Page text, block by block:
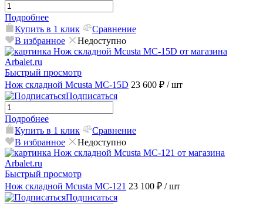
Подробнее
Купить в 1 клик
Сравнение
В избранное
Недоступно
Быстрый просмотр
Нож складной Mcusta MC-15D 23 600 ₽ / шт
Подписаться
Подробнее
Купить в 1 клик
Сравнение
В избранное
Недоступно
Быстрый просмотр
Нож складной Mcusta MC-121 23 100 ₽ / шт
Подписаться